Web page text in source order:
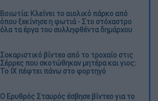
Βοιωτία: Κλείνει το αιολικό πάρκο από
όπου ξεκίνησε η φωτιά - Στο στόχαστρο
όλα τα έργα του συλληφθέντα δημάρχου
Σοκαριστικό βίντεο από το τροχαίο στις
Σέρρες που σκοτώθηκαν μητέρα και γιος:
Το ΙΧ πέφτει πάνω στο φορτηγό
Ο Ερυθρός Σταυρός έσβησε βίντεο για το